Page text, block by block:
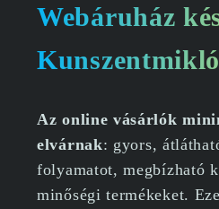
Webáruház
Az online vásárlók
elvárnak: gyors,
folyamatot, megbízható
minőségi termékeket.